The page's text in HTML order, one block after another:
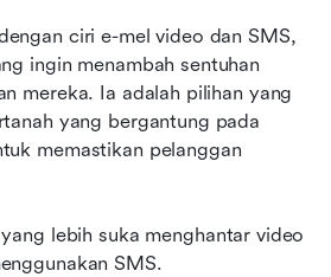
ciri e-mel video dan SMS,
ingin menambah sentuhan
mereka. Ia adalah pilihan yang
yang bergantung pada
memastikan pelanggan
yang lebih suka menghantar video
SMS.